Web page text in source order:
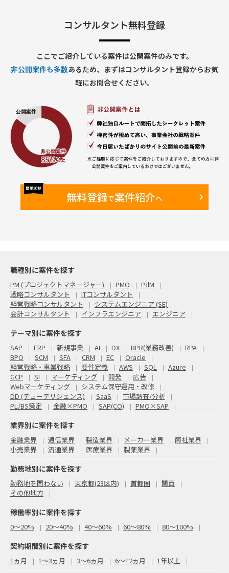
コンサルタント無料登録
ここでご紹介している案件は公開案件のみです。
非公開案件も多数あるため、まずはコンサルタント登録からお気
軽にお問合せください。
無料登録で案件紹介へ
職種別に案件を探す
PM (プロジェクトマネージャー) PMO
PdM
戦略コンサルタント
ITコンサルタント
経営戦略コンサルタント
システムエンジニア (SE)
会計コンサルタント
インフラエンジニア エンジニア
テーマ別に案件を探す
SAP ERP 新規事業 AI DX BPR(業務改善)
RPA
BPO
SCM SFA CRM EC
Oracle
経営戦略・事業戦略
要件定義 AWS SQL
Azure
GCP
SI マーケティング 開発
広告
Webマーケティング
システム保守運用・改修
DD (デューデリジェンス)
SaaS
市場調査/分析
PL/BS策定
金融×PMO SAP(CO) PMO×SAP
業界別に案件を探す
金融業界 通信業界 製造業界 メーカー業界
商社業界
小売業界
流通業界 医療業界 製薬業界
勤務地別に案件を探す
勤務地を問わない 東京都(23区内) 首都圏
関西
その他地方
稼働率別に案件を探す
0〜20% 20〜40% 40〜60% 60〜80% 80〜100%
契約期間別に案件を探す
1ヵ月 1～3ヵ月 3～6ヵ月 6～12ヵ月 1年以上